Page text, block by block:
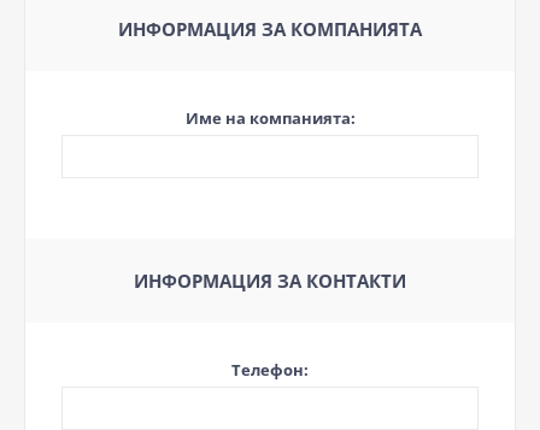
ИНФОРМАЦИЯ ЗА КОМПАНИЯТА
Име на компанията:
ИНФОРМАЦИЯ ЗА КОНТАКТИ
Телефон: